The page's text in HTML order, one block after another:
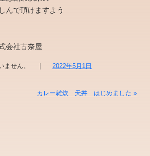
んで頂けますよう
屋
ません。 2022年5月1日
カレー雑炊 天丼 はじめました »